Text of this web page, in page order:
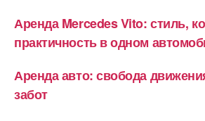
Аренда Mercedes Vito: стиль,
практичность в одном
Аренда авто: свобода
забот